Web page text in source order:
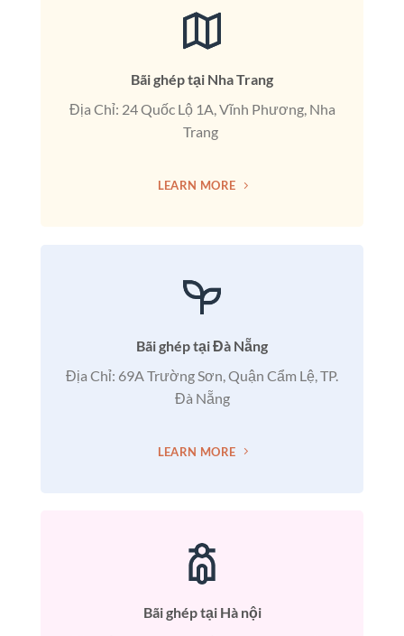
Bãi ghép tại Nha Trang
Địa Chỉ: 24 Quốc Lộ 1A, Vĩnh Phương, Nha
Trang
LEARN MORE
Bãi ghép tại Đà Nẵng
Địa Chỉ: 69A Trường Sơn, Quận Cẩm Lệ, TP.
Đà Nẵng
LEARN MORE
Bãi ghép tại Hà nội